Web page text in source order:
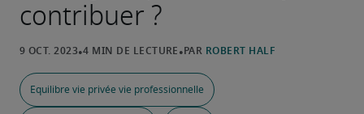
contribuer ?
Equilibre vie privée vie professionnelle